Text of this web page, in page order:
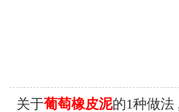
关于葡萄橡皮泥的1种做法